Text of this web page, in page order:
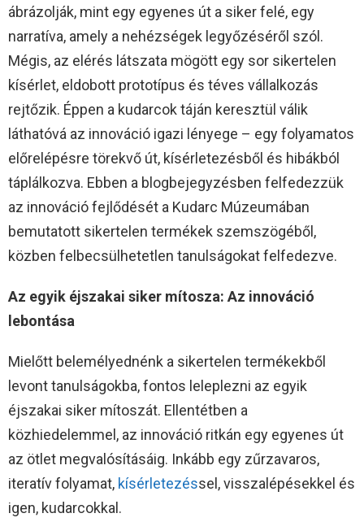
ábrázolják, mint egy egyenes út a siker felé, egy
narratíva, amely a nehézségek legyőzéséről szól.
Mégis, az elérés látszata mögött egy sor sikertelen
kísérlet, eldobott prototípus és téves vállalkozás
rejtőzik. Éppen a kudarcok táján keresztül válik
láthatóvá az innováció igazi lényege – egy folyamatos
előrelépésre törekvő út, kísérletezésből és hibákból
táplálkozva. Ebben a blogbejegyzésben felfedezzük
az innováció fejlődését a Kudarc Múzeumában
bemutatott sikertelen termékek szemszögéből,
közben felbecsülhetetlen tanulságokat felfedezve.
Az egyik éjszakai siker mítosza: Az innováció
lebontása
Mielőtt belemélyednénk a sikertelen termékekből
levont tanulságokba, fontos leleplezni az egyik
éjszakai siker mítoszát. Ellentétben a
közhiedelemmel, az innováció ritkán egy egyenes út
az ötlet megvalósításáig. Inkább egy zűrzavaros,
iteratív folyamat, kísérletezéssel, visszalépésekkel és
igen, kudarcokkal.